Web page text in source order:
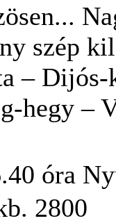
szép
– Dijós-
hegy –
óra
2800